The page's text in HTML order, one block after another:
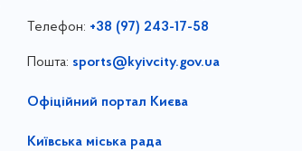
Телефон: +38 (97) 243-17-58
Пошта: sports@kyivcity.gov.ua
Офіційний портал Києва
Київська міська рада